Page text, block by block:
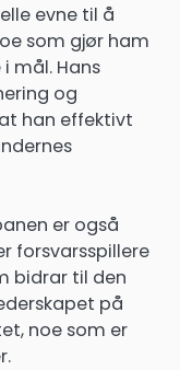
evne til å
som gjør ham
mål. Hans
og
han effektivt
er også
forsvarsspillere
bidrar til den
på
noe som er